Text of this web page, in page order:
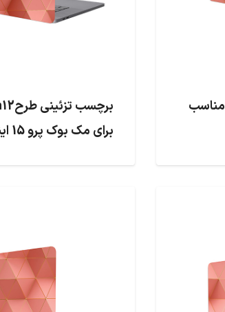
برچسب تزئینی طرحPOLYGON12 مناسب
برای مک بوک پرو 15 اینچ 2008-2012